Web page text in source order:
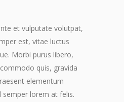
et vulputate volutpat,
est, vitae luctus
Morbi purus libero,
quis, gravida
elementum
semper lorem at felis.